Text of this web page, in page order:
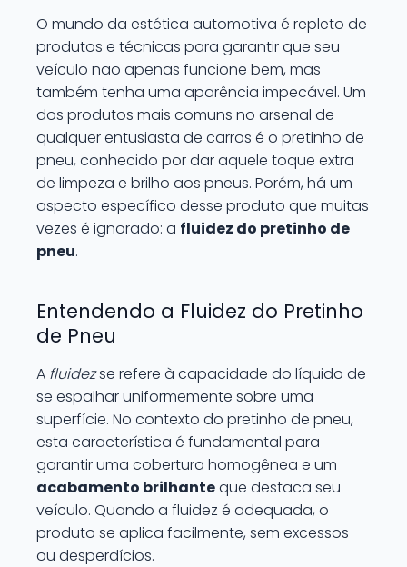
O mundo da estética automotiva é repleto de
produtos e técnicas para garantir que seu
veículo não apenas funcione bem, mas
também tenha uma aparência impecável. Um
dos produtos mais comuns no arsenal de
qualquer entusiasta de carros é o pretinho de
pneu, conhecido por dar aquele toque extra
de limpeza e brilho aos pneus. Porém, há um
aspecto específico desse produto que muitas
vezes é ignorado: a fluidez do pretinho de
pneu.
Entendendo a Fluidez do Pretinho
de Pneu
A fluidezse refere à capacidade do líquido de
se espalhar uniformemente sobre uma
superfície. No contexto do pretinho de pneu,
esta característica é fundamental para
garantir uma cobertura homogênea e um
acabamento brilhanteque destaca seu
veículo. Quando a fluidez é adequada, o
produto se aplica facilmente, sem excessos
ou desperdícios.